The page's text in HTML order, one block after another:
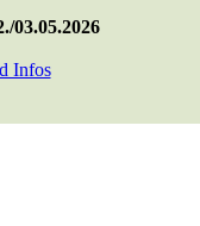
03.05.2026
Infos